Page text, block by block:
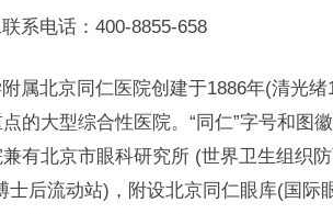
系电话：400-8855-658
北京同仁医院创建于1886年(清光绪
的大型综合性医院。“同仁”字号和图
有北京市眼科研究所 (世界卫生组织
士后流动站)，附设北京同仁眼库(国际